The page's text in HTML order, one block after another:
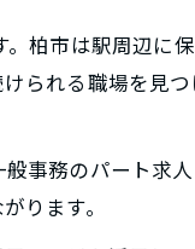
柏市は駅周辺に
られる職場を見
事務のパート求
ります。